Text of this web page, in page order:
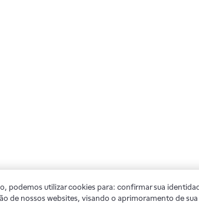
podemos utilizar cookies para: confirmar sua
de nossos websites, visando o aprimoramento de